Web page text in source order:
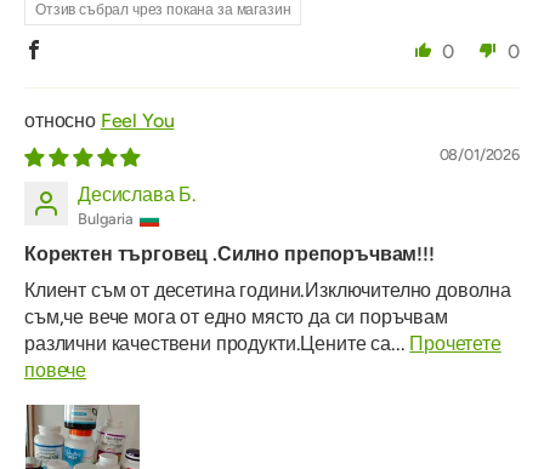
Отзив събрал чрез покана за магазин
0 0
Feel You
08/01/2026
Десислава Б.
Bulgaria
Коректен търговец .Силно препоръчвам!!!
Клиент съм от десетина години.Изключително доволна
съм,че вече мога от едно място да си поръчвам
различни качествени продукти.Цените са... Прочетете
повече